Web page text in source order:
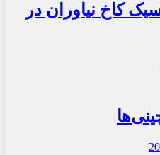
کاخ نیاوران در